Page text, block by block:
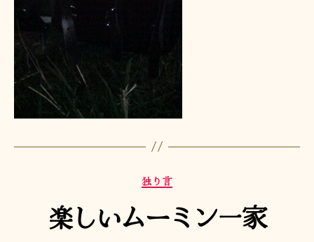
カ
テ
リ
独り言
楽しいムーミン一家